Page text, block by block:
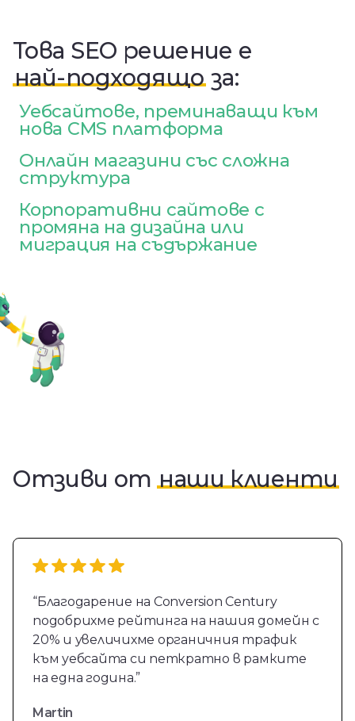
Това SEO решение е
най-подходящоза:
Уебсайтове, преминаващи към
нова CMS платформа
Онлайн магазини със сложна
структура
Корпоративни сайтове с
промяна на дизайна или
миграция на съдържание
Отзиви отнаши клиенти
“Благодарение на Conversion Century
подобрихме рейтинга на нашия домейн с
20% и увеличихме органичния трафик
към уебсайта си петкратно в рамките
на една година.”
Martin